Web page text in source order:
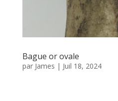
Bague or ovale
par James | Juil 18, 2024